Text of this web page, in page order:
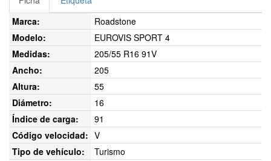
Marca:
Roadstone
Modelo:
EUROVIS SPORT 4
Medidas:
205/55 R16 91V
Ancho:
205
Altura:
55
Diámetro:
16
Índice de carga:
91
Código velocidad: V
Tipo de vehículo:
Turismo